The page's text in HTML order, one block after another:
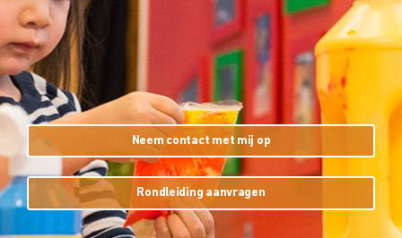
Neem contact met mij op
Rondleiding aanvragen